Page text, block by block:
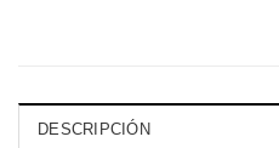
DESCRIPCIÓN